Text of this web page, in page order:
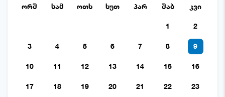
ორშ სამ ოთხ ხუთ პარ შაბ კვი
1 2
3 4 5 6 7 8 9
10 11 12 13 14 15 16
17 18 19 20 21 22 23